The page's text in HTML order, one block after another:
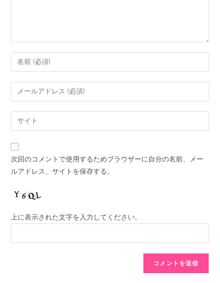
次回のコメントで使用するためブラウザーに自分の名前、メー
ルアドレス、サイトを保存する。
上に表示された文字を入力してください。